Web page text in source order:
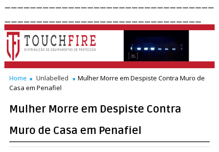
Home Unlabelled
Mulher Morre em Despiste Contra Muro de
Casa em Penafiel
Mulher Morre em Despiste Contra
Muro de Casa em Penafiel